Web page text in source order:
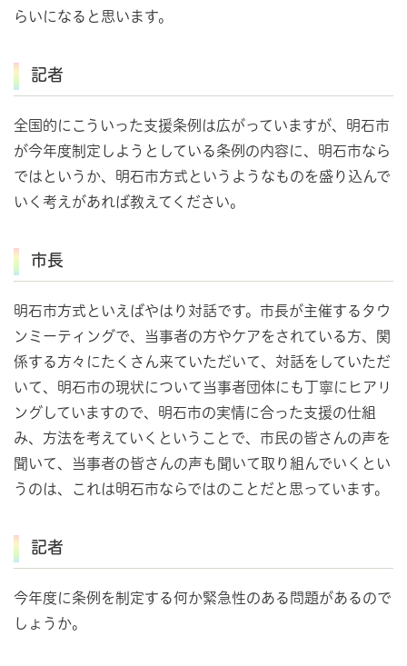
らいになると思います。
記者
全国的にこういった支援条例は広がっていますが、明石市
が今年度制定しようとしている条例の内容に、明石市なら
ではというか、明石市方式というようなものを盛り込んで
いく考えがあれば教えてください。
市長
明石市方式といえばやはり対話です。市長が主催するタウ
ンミーティングで、当事者の方やケアをされている方、関
係する方々にたくさん来ていただいて、対話をしていただ
いて、明石市の現状について当事者団体にも丁寧にヒアリ
ングしていますので、明石市の実情に合った支援の仕組
み、方法を考えていくということで、市民の皆さんの声を
聞いて、当事者の皆さんの声も聞いて取り組んでいくとい
うのは、これは明石市ならではのことだと思っています。
記者
今年度に条例を制定する何か緊急性のある問題があるので
しょうか。